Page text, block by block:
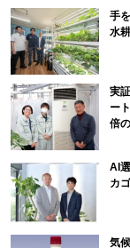
手
水
実
ー
倍
AI
カ
気